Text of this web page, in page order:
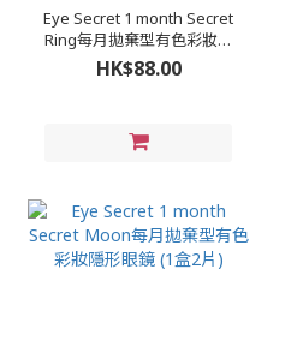
Eye Secret 1 month Secret
Ring每月拋棄型有色彩妝隱
形眼鏡 (1盒2片)
HK$88.00